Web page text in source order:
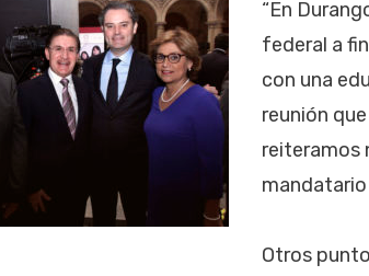
“En
federal a
con una
reunión
reiteramos
Otros